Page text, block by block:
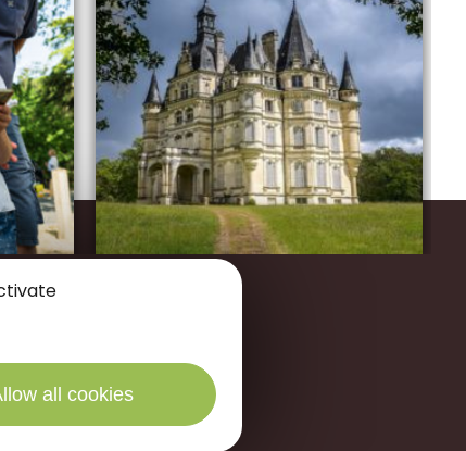
de Sologne
LaFerté Saint-Aubin
all cookies